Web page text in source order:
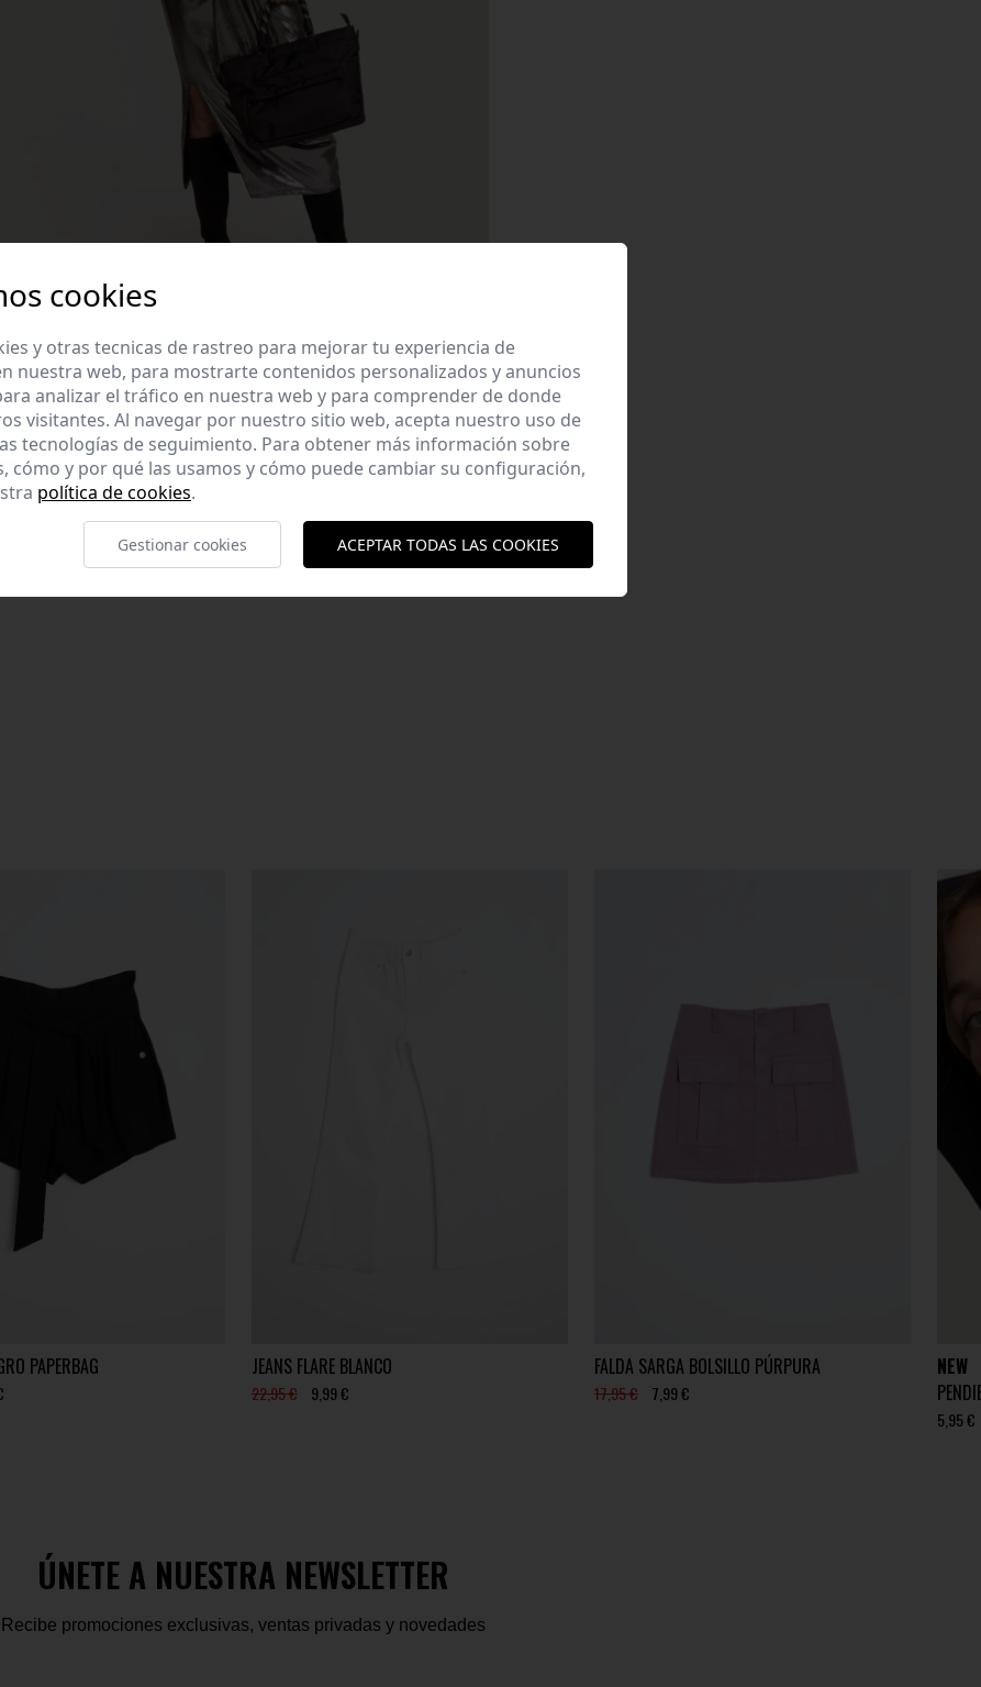
lateral. Detalle
30% PAHecho
PAPERBAG JEANS FLARE BLANCO
22,95 € 9,99 €
FALDA SARGA BOLSILLO PÚRPURA
17,95 € 7,99 €
NEW
5,95 €
ÚNETE A NUESTRA NEWSLETTER
Recibe promociones exclusivas, ventas privadas y novedades
cookies
y otras tecnicas de rastreo para mejorar tu experiencia de
nuestra web, para mostrarte contenidos personalizados y anuncios
analizar el tráfico en nuestra web y para comprender de donde
visitantes. Al navegar por nuestro sitio web, acepta nuestro uso de
tecnologías de seguimiento. Para obtener más información sobre
cómo y por qué las usamos y cómo puede cambiar su configuración,
política de cookies.
Gestionar cookies ACEPTAR TODAS LAS COOKIES